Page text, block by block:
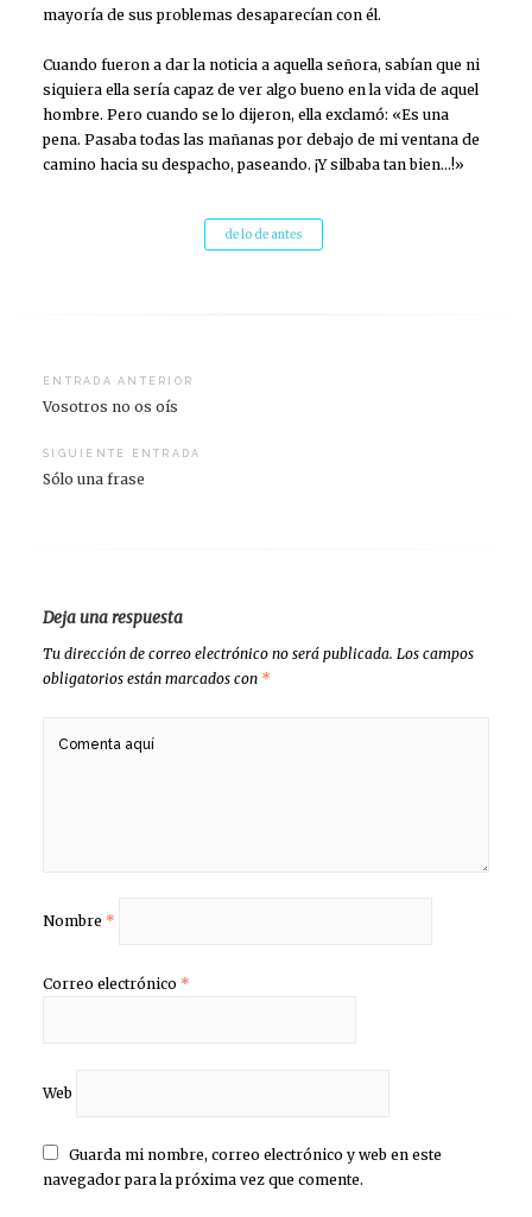
mayoría de sus problemas desaparecían con él.
Cuando fueron a dar la noticia a aquella señora, sabían que ni
siquiera ella sería capaz de ver algo bueno en la vida de aquel
hombre. Pero cuando se lo dijeron, ella exclamó: «Es una
pena. Pasaba todas las mañanas por debajo de mi ventana de
camino hacia su despacho, paseando. ¡Y silbaba tan bien…!»
de lo de antes
Navegación
de
entradas
ENTRADA ANTERIOR
Vosotros no os oís
SIGUIENTE ENTRADA
Sólo una frase
Deja una respuesta
Tu dirección de correo electrónico no será publicada. Los campos
obligatorios están marcados con *
Nombre *
Correo electrónico *
Web
Guarda mi nombre, correo electrónico y web en este
navegador para la próxima vez que comente.